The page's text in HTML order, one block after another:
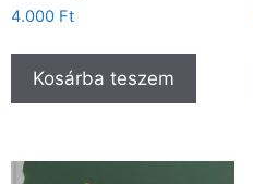
4.000 Ft
Kosárba teszem